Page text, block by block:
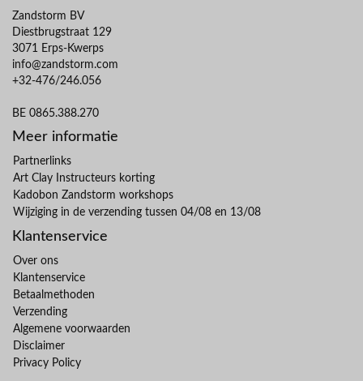
Zandstorm BV
Diestbrugstraat 129
3071 Erps-Kwerps
info@zandstorm.com
+32-476/246.056
BE 0865.388.270
Meer informatie
Partnerlinks
Art Clay Instructeurs korting
Kadobon Zandstorm workshops
Wijziging in de verzending tussen 04/08 en 13/08
Klantenservice
Over ons
Klantenservice
Betaalmethoden
Verzending
Algemene voorwaarden
Disclaimer
Privacy Policy